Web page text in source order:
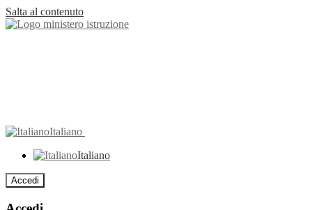
Salta al contenuto
Italiano
Italiano
Accedi